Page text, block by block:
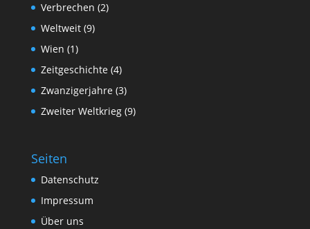
Verbrechen (2)
Weltweit(9)
Wien (1)
Zeitgeschichte(4)
Zwanzigerjahre(3)
Zweiter Weltkrieg(9)
Seiten
Datenschutz
Impressum
Über uns